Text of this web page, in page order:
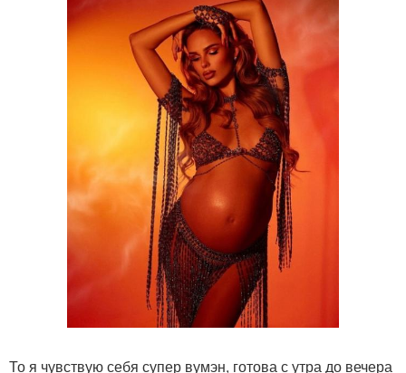
То я чувствую себя супер вумэн, готова с утра до вечера